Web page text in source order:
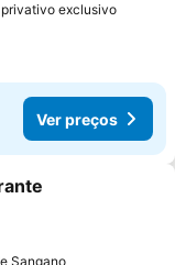
exclusivoVer
Ver preços
favoritos
Sangano